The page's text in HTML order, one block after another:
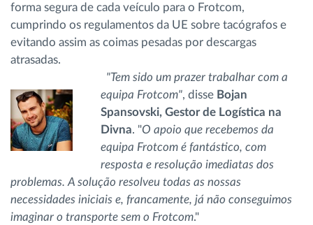
forma segura de cada veículo para o Frotcom,
cumprindo os regulamentos da UE sobre tacógrafos e
evitando assim as coimas pesadas por descargas
atrasadas.
"Tem sido um prazer trabalhar com a
equipa Frotcom", disse Bojan
Spansovski, Gestor de Logística na
Divna. "O apoio que recebemos da
equipa Frotcom é fantástico, com
resposta e resolução imediatas dos
problemas. A solução resolveu todas as nossas
necessidades iniciais e, francamente, já não conseguimos
imaginar o transporte sem o Frotcom."